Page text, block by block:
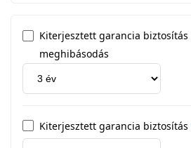
Kiterjesztett garancia biztosítás
meghibásodás
Kiterjesztett garancia biztosítás